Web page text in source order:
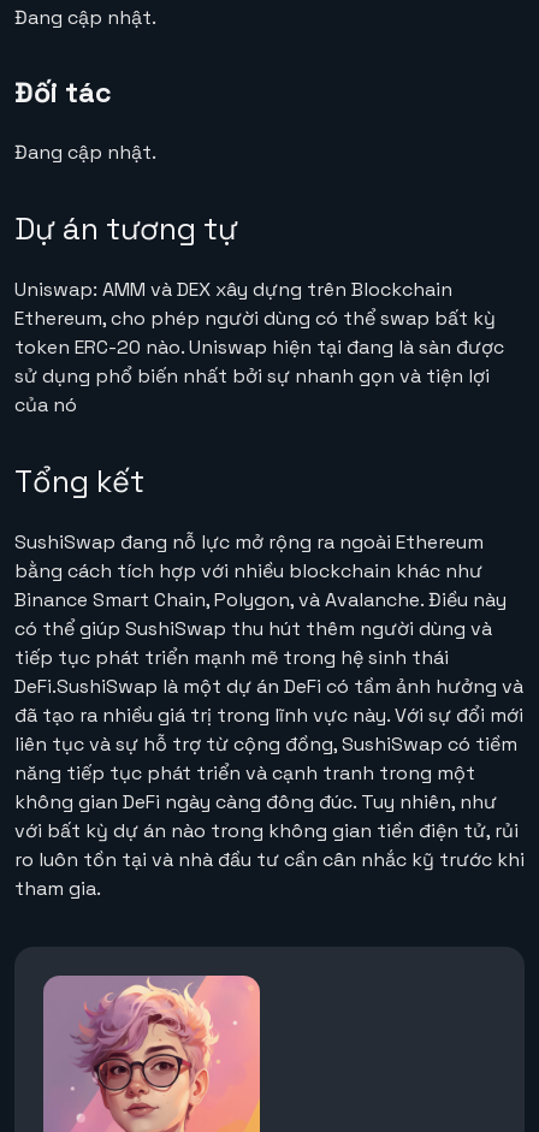
Đang cập nhật.
Đối tác
Đang cập nhật.
Dự án tương tự
Uniswap: AMM và DEX xây dựng trên Blockchain
Ethereum, cho phép người dùng có thể swap bất kỳ
token ERC-20 nào. Uniswap hiện tại đang là sàn được
sử dụng phổ biến nhất bởi sự nhanh gọn và tiện lợi
của nó
Tổng kết
SushiSwap đang nỗ lực mở rộng ra ngoài Ethereum
bằng cách tích hợp với nhiều blockchain khác như
Binance Smart Chain, Polygon, và Avalanche. Điều này
có thể giúp SushiSwap thu hút thêm người dùng và
tiếp tục phát triển mạnh mẽ trong hệ sinh thái
DeFi.SushiSwap là một dự án DeFi có tầm ảnh hưởng và
đã tạo ra nhiều giá trị trong lĩnh vực này. Với sự đổi mới
liên tục và sự hỗ trợ từ cộng đồng, SushiSwap có tiềm
năng tiếp tục phát triển và cạnh tranh trong một
không gian DeFi ngày càng đông đúc. Tuy nhiên, như
với bất kỳ dự án nào trong không gian tiền điện tử, rủi
ro luôn tồn tại và nhà đầu tư cần cân nhắc kỹ trước khi
tham gia.